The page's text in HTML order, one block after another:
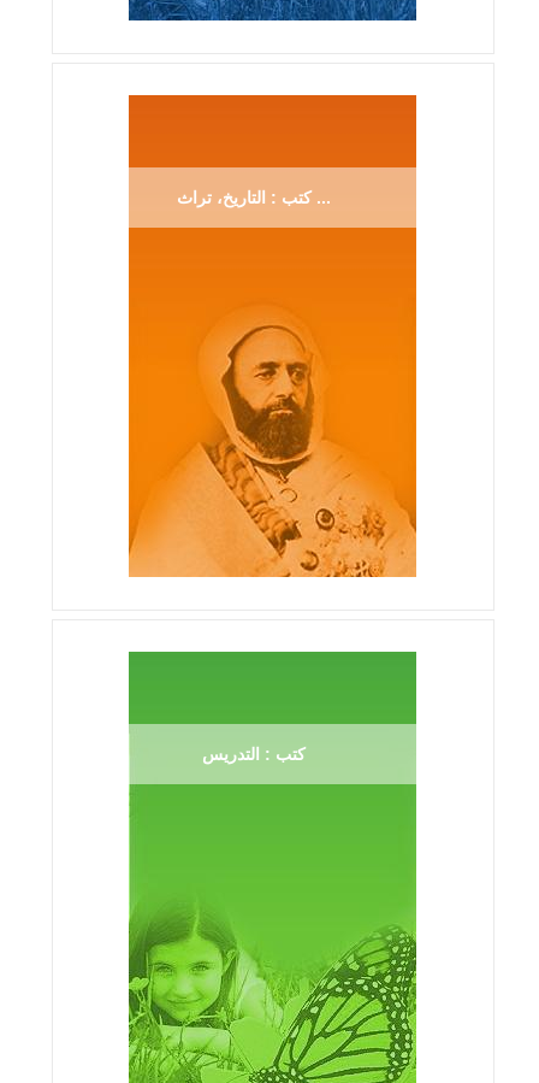
كتب : التاريخ، تراث ...
كتب : التدريس